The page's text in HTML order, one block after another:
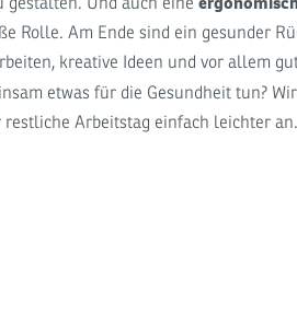
Rolle. Am Ende sind ein gesunder
kreative Ideen und vor allem
etwas für die Gesundheit tun?
Arbeitstag einfach leichter an.